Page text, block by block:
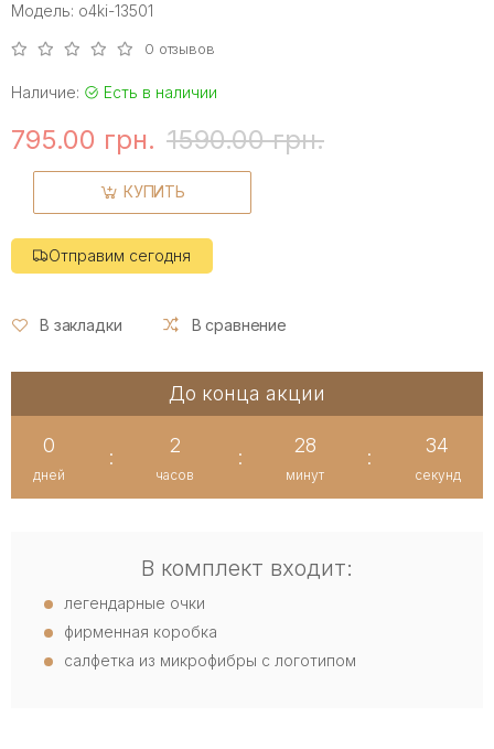
Модель: o4ki-13501
0 отзывов
Наличие: Есть в наличии
795.00 грн. 1590.00 грн.
КУПИТЬ
Отправим сегодня
В закладки В сравнение
До конца акции
0
дней
:
2
часов
:
28
минут
:
33
секунд
В комплект входит:
легендарные очки
фирменная коробка
салфетка из микрофибры с логотипом